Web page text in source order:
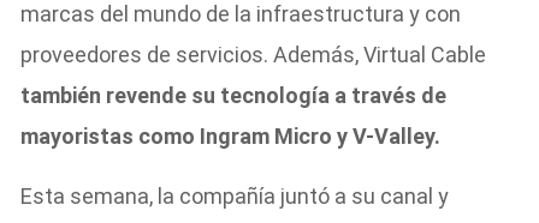
marcas del mundo de la infraestructura y con
proveedores de servicios. Además, Virtual Cable
también revende su tecnología a través de
mayoristas como Ingram Micro y V-Valley.
Esta semana, la compañía juntó a su canal y